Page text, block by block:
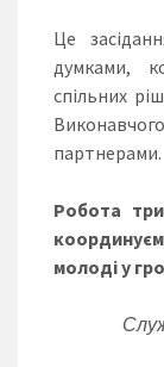
Це
думками,
спільних
партнерами.
Робота
молоді у